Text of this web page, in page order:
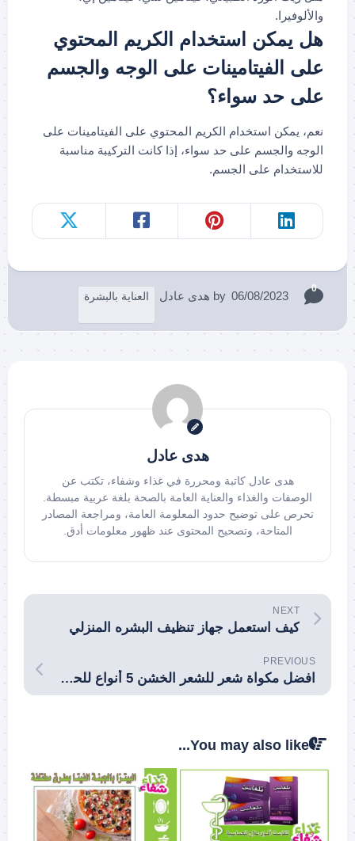
والألوفيرا.
هل يمكن استخدام الكريم المحتوي
على الفيتامينات على الوجه والجسم
على حد سواء؟
نعم، يمكن استخدام الكريم المحتوي على الفيتامينات على
الوجه والجسم على حد سواء، إذا كانت التركيبة مناسبة
للاستخدام على الجسم.
06/08/2023
by هدى عادل العناية بالبشرة
0
هدى عادل
هدى عادل كاتبة ومحررة في غذاء وشفاء، تكتب عن
الوصفات والغذاء والعناية العامة بالصحة بلغة عربية مبسطة.
تحرص على توضيح حدود المعلومة العامة، ومراجعة المصادر
المتاحة، وتصحيح المحتوى عند ظهور معلومات أدق.
NEXT
كيف استعمل جهاز تنظيف البشره المنزلي
PREVIOUS
افضل مكواة شعر للشعر الخشن 5 أنواع للحصول على شعر ناعم وصحي
You may also like...